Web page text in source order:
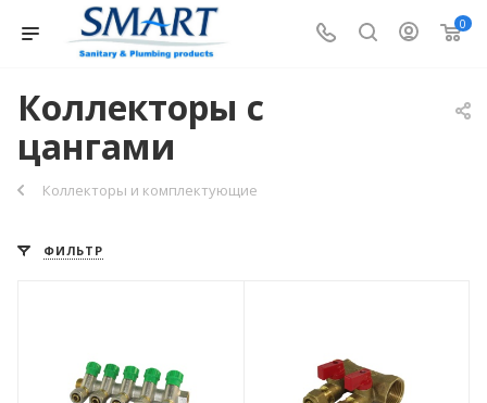
0
Коллекторы с
цангами
Коллекторы и комплектующие
ФИЛЬТР